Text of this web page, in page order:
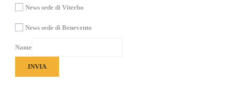
News sede di Viterbo
News sede di Benevento
Name
INVIA